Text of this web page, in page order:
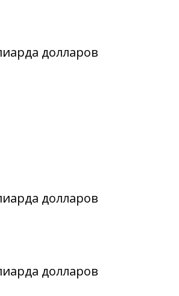
долларов
долларов
долларов